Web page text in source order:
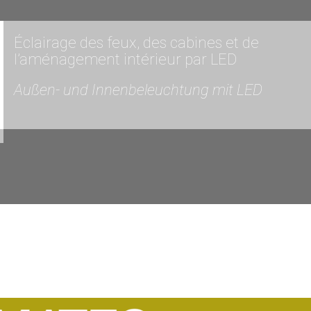
Éclairage des feux, des cabines et de
l’aménagement intérieur par LED
Außen- und Innenbeleuchtung mit LED